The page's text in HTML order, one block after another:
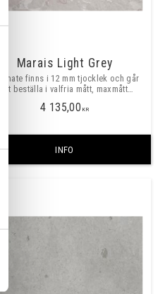
Marais Light Grey
finns i 12 mm tjocklek och går
att beställa i valfria mått, maxmått
4 135,00 KR
INFO